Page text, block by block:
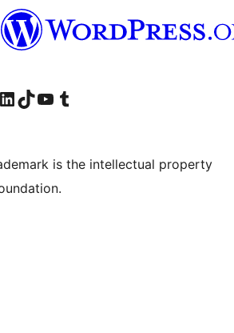
konto
Besøk vår LinkedIn-konto
Visit our TikTok account
Visit our YouTube channel
Visit our Tumblr account
is the intellectual property